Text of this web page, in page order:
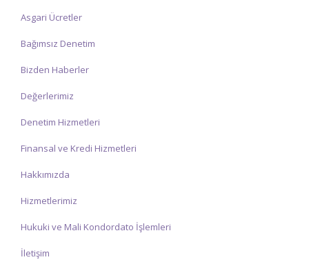
Asgari Ücretler
Bağımsız Denetim
Bizden Haberler
Değerlerimiz
Denetim Hizmetleri
Finansal ve Kredi Hizmetleri
Hakkımızda
Hizmetlerimiz
Hukuki ve Mali Kondordato İşlemleri
İletişim